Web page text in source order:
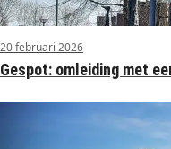
20 februari 2026
Gespot: omleiding met